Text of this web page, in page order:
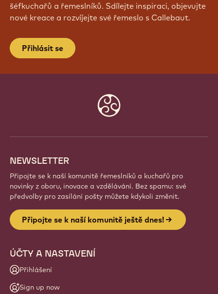
šéfkuchařů a řemeslníků. Sdílejte inspiraci, objevujte
nové kreace a rozvíjejte své řemeslo s Callebaut.
Přihlásit se
NEWSLETTER
Připojte se k naší komunitě řemeslníků a kuchařů pro
novinky z oboru, inovace a vzdělávání. Bez spamu: své
předvolby pro zasílání pošty můžete kdykoli změnit.
Připojte se k naší komunitě ještě dnes!
ÚČTY A NASTAVENÍ
Přihlášení
Sign up now